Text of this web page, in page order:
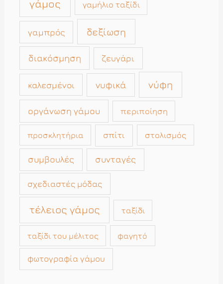
γάμος γαμήλιο ταξίδι
γαμπρός δεξίωση
διακόσμηση ζευγάρι
καλεσμένοι νυφικά νύφη
οργάνωση γάμου περιποίηση
προσκλητήρια σπίτι στολισμός
συμβουλές συνταγές
σχεδιαστές μόδας
τέλειος γάμος ταξίδι
ταξίδι του μέλιτος φαγητό
φωτογραφία γάμου